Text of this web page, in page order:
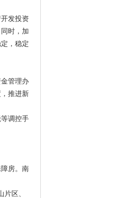
发投资
时，加
，稳定
管理办
推进新
调控手
房。南
区、